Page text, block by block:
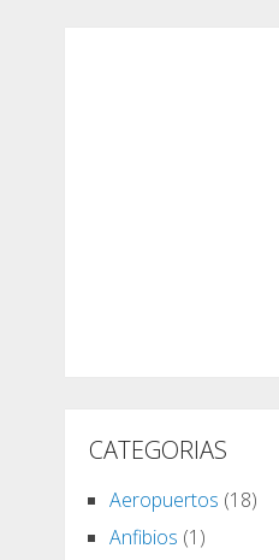
CATEGORIAS
Aeropuertos (18)
Anfibios (1)